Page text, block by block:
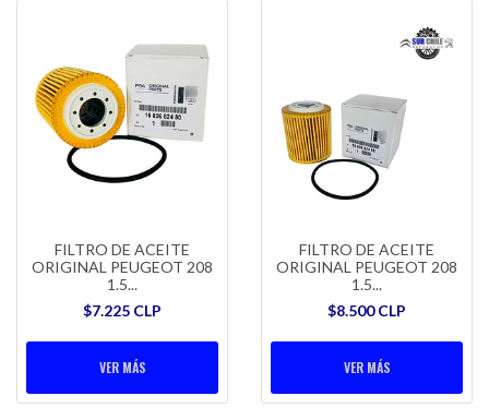
FILTRO DE ACEITE
ORIGINAL PEUGEOT 208
1.5...
$7.225 CLP
VER MÁS
FILTRO DE ACEITE
ORIGINAL PEUGEOT 208
1.5...
$8.500 CLP
VER MÁS